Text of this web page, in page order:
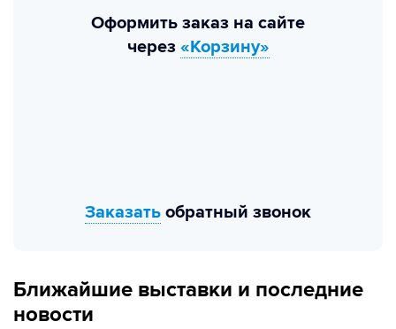
Оформить заказ на сайте
через «Корзину»
Заказать обратный звонок
Ближайшие выставки и последние
новости